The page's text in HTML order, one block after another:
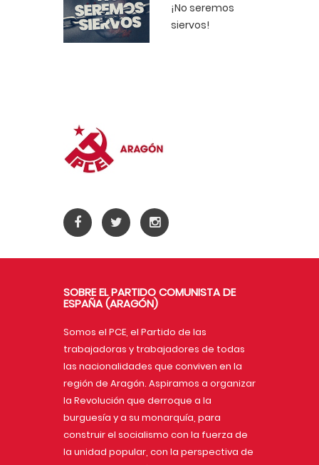
¡No seremos
siervos!
SOBRE EL PARTIDO COMUNISTA DE
ESPAÑA (ARAGÓN)
Somos el PCE, el Partido de las
trabajadoras y trabajadores de todas
las nacionalidades que conviven en la
región de Aragón. Aspiramos a organizar
la Revolución que derroque a la
burguesía y a su monarquía, para
construir el socialismo con la fuerza de
la unidad popular, con la perspectiva de